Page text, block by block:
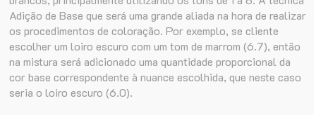
Adição de Base que será uma grande aliada na hora de realizar
os procedimentos de coloração. Por exemplo, se cliente
escolher um loiro escuro com um tom de marrom (6.7), então
na mistura será adicionado uma quantidade proporcional da
cor base correspondente à nuance escolhida, que neste caso
seria o loiro escuro (6.0).